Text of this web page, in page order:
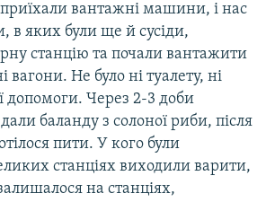
вантажні машини, і нас
яких були ще й сусіди,
станцію та почали вантажити
вагони. Не було ні туалету, ні
допомоги. Через 2-3 доби
баланду з солоної риби, після
пити. У кого були
станціях виходили варити,
на станціях,